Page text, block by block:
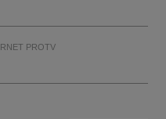
PROTV